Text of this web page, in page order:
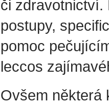
či zdravotnictví.
postupy,
pomoc
leccos
Ovšem některá